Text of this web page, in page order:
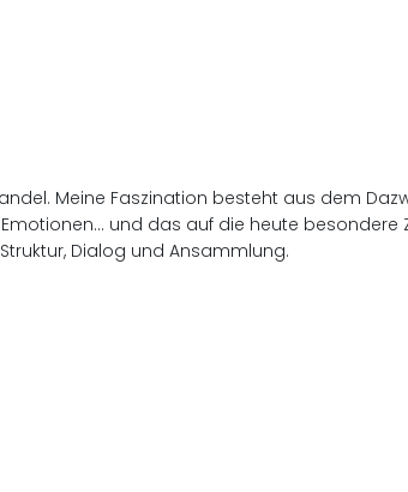
Meine Faszination besteht aus dem
und das auf die heute besondere
Dialog und Ansammlung.